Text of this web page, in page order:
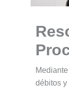
débitos y